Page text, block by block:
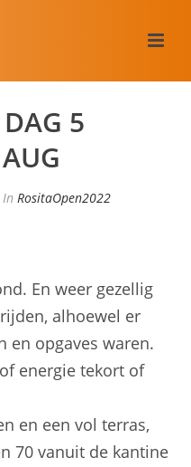
5
In RositaOpen2022
En weer gezellig
alhoewel er
en opgaves waren.
energie tekort of
en een vol terras,
70 vanuit de kantine